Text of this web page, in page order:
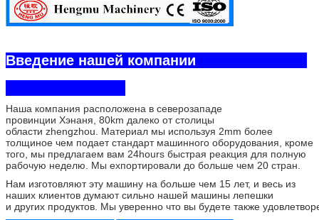
Введение нашей компании
Наша компания расположена в северозападе
провинции Хэнаня, 80km далеко от столицы
области zhengzhou. Материал мы используя 2mm более
толщиное чем подает стандарт машинного оборудования, кроме
того, мы предлагаем вам 24hours быстрая реакция для полную
рабочую неделю. Мы ехпортировали до больше чем 20 стран.
Нам изготовляют эту машину на больше чем 15 лет, и весь из
наших клиентов думают сильно нашей машины лепешки
и других продуктов. Мы уверенно что вы будете также